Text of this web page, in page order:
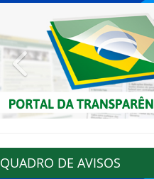
Previous
QUADRO DE AVISOS